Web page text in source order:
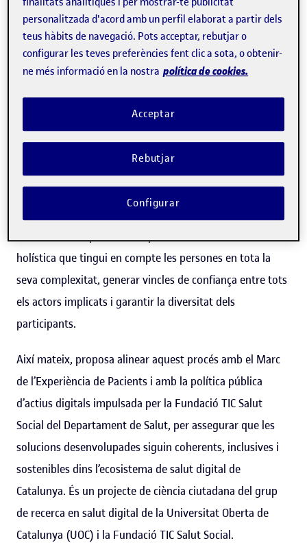
pacients en el disseny d’eines de salut digital. Aquest
decàleg s’ha elaborat, doncs, a partir de les
recomanacions i observacions dels pacients a través de
El decàleg insta a integrar la veu dels pacients com a part
model centrat en l’usuari per avançar cap a un model
centrat en la col·laboració i la corresponsabilitat. Aquest
holística que tingui en compte les persones en tota la
seva complexitat, generar vincles de confiança entre tots
els actors implicats i garantir la diversitat dels
participants.
Així mateix, proposa alinear aquest procés amb el Marc
de l’Experiència de Pacients i amb la política pública
d’actius digitals impulsada per la Fundació TIC Salut
Social del Departament de Salut, per assegurar que les
solucions desenvolupades siguin coherents, inclusives i
sostenibles dins l’ecosistema de salut digital de
Catalunya. És un projecte de ciència ciutadana del grup
de recerca en salut digital de la Universitat Oberta de
Catalunya (UOC) i la Fundació TIC Salut Social.
personalitzada d'acord amb un perfil elaborat a partir dels
teus hàbits de navegació. Pots acceptar, rebutjar o
configurar les teves preferències fent clic a sota, o obtenir-
ne més informació en la nostra política de cookies.
Rebutjar
Acceptar
Configurar